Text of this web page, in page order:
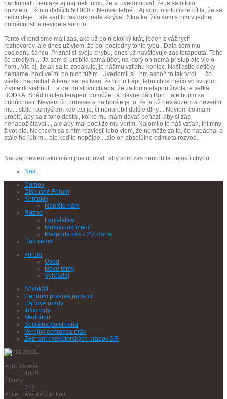
bankomatu peniaze aj napriek tomu, že si uvedomoval, že ja sa o tom
dozviem....Išlo o ďalších 50 000,-. Neuveriteľné....Aj som to intuitívne cítila, že sa
niečo deje... ale keď to tak dokonale skrýval. Skratka, žila som s nim v jednej
domácnosti a nevidela som to.
Tento víkend sme mali zas, ako už po niekoľký krát, jeden z vážnych
rozhovorov, ale dnes už viem, že bol posledný tohto typu . Dala som mu
poslednú šancu. Priznal si svoju chybu, dnes už navštevuje zas terapeuta. Toho
čo predtým.... Ja som si urobila sama účet, na ktorý on nemá prístup ale vie o
ňom...Vie aj, že ak sa to zopakuje, je nášmu vzťahu koniec. Našťastie detičky
nemáme, hoci veľmi po nich túžim...Uvedomil si...hm aspoň to tak tvrdí..... čo
všetko napáchal. A teraz sa tak tvarí, že ho to trápi, lebo chce niečo vo svojom
živote dosiahnuť... a dal mi slovo chlapa, že za touto etapou života je veľká
BODKA. Snáď mu ten terapeut pomôže...a hlavne pán Boh... ale bojím sa
budúcnosti. Neviem čo prinesie a najhoršie je to, že ja už nevládzem a neverím
mu... stále rozmýšľam kde asi je, či nenarobil ďalšie dlhy.... Neviem čo mam
urobiť, aby sa z toho dostal, koľko mu mám dávať peňazí, aby si zas
nenapožičiaval..., ale aby mal pocit že mu verím. Nalomilo to náš vzťah, intímny
život atd. Nechcem sa s nim rozviesť lebo viem, že nemôže za to, čo napáchal a
stále ho ľúbim... ale keď to nepôjde....ale on absolútne odmieta rozvod..
Naozaj neviem ako mám postupovať, aby som zas neurobila nejakú chybu....
Nasl.
Domov
Diskusné Fórum
Kontakty
Napíšte nám
Rôzne
Legislatíva
Monitoring médií
Podporte nás - 2% dane
Ďakujeme
Forum
Úvod
Nové témy
Vyhľadaj
Advokáti
Centrum právnej pomoci
Daňové úrady
Infodrogy
Mediátori
Sociálna poisťovňa
Verejný ochranca práv
Zoznam exekútorských úradov SR
Používatelia
4930
Články
346
Počet návštev článkov